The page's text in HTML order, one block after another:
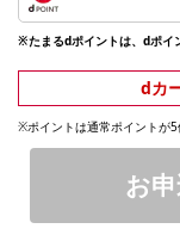
※たまるdポイントは、dポイ
dカ
※ポイントは通常ポイントが
お